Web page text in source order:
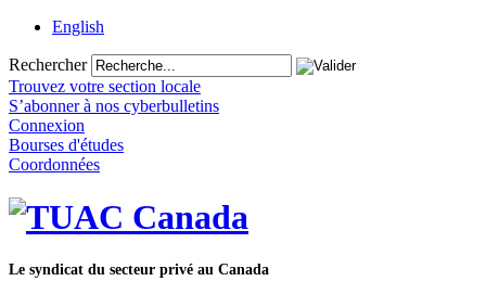
English
Rechercher
Trouvez votre section locale
S’abonner à nos cyberbulletins
Connexion
Bourses d'études
Coordonnées
Le syndicat du secteur privé au Canada